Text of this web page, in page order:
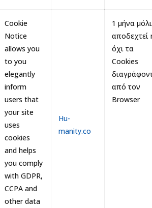
Cookie
Notice
allows you
to you
elegantly
inform
users that
your site
uses
cookies
and helps
you comply
with GDPR,
CCPA and
other data
Hu-
manity.co
1 μήνα
αποδεχτεί
όχι τα
Cookies
από τον
Browser